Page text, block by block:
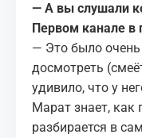
— А вы слушали
Первом канале в
— Это было очень
досмотреть
удивило, что у
Марат знает, как
разбирается в